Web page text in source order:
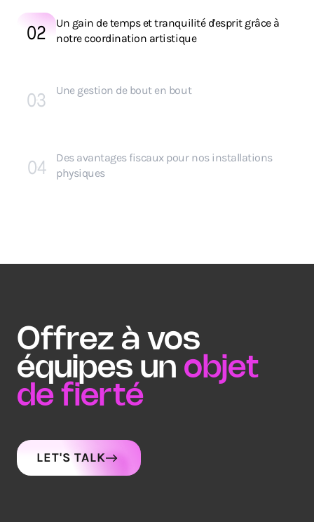
02
Un gain de temps et tranquilité d'esprit grâce à
notre coordination artistique
03 Une gestion de bout en bout
04
Des avantages fiscaux pour nos installations
physiques
Offrez à vos
équipes un objet
de fierté
LET'S TALK